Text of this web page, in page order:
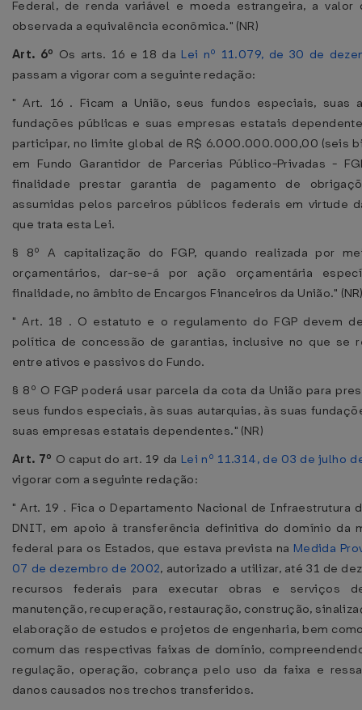
Federal, de renda variável e moeda estrangeira, a valor
observada a equivalência econômica." (NR)
Art. 6º Os arts. 16 e 18 da Lei nº 11.079, de 30 de
passam a vigorar com a seguinte redação:
" Art. 16 . Ficam a União, seus fundos especiais, suas
fundações públicas e suas empresas estatais
participar, no limite global de R$ 6.000.000.000,00 (seis
em Fundo Garantidor de Parcerias Público-Privadas -
finalidade prestar garantia de pagamento de
assumidas pelos parceiros públicos federais em virtude
que trata esta Lei.
§ 8º A capitalização do FGP, quando realizada por
orçamentários, dar-se-á por ação orçamentária
finalidade, no âmbito de Encargos Financeiros da União."
" Art. 18 . O estatuto e o regulamento do FGP devem
política de concessão de garantias, inclusive no que se
entre ativos e passivos do Fundo.
§ 8º O FGP poderá usar parcela da cota da União para
seus fundos especiais, às suas autarquias, às suas
suas empresas estatais dependentes." (NR)
Art. 7º O caput do art. 19 da Lei nº 11.314, de 03 de julho
vigorar com a seguinte redação:
" Art. 19 . Fica o Departamento Nacional de Infraestrutura
DNIT, em apoio à transferência definitiva do domínio da
federal para os Estados, que estava prevista na Medida
07 de dezembro de 2002, autorizado a utilizar, até 31 de
recursos federais para executar obras e serviços
manutenção, recuperação, restauração, construção,
elaboração de estudos e projetos de engenharia, bem
comum das respectivas faixas de domínio,
regulação, operação, cobrança pelo uso da faixa e
danos causados nos trechos transferidos.